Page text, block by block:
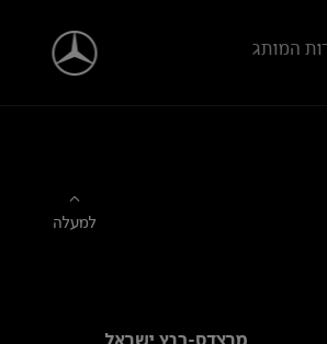
המותג
למעלה